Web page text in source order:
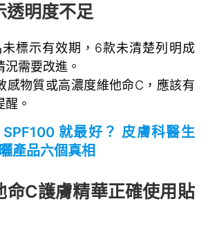
透明度不足
未標示有效期，6款未清楚列明成
況需要改進。
感物質或高濃度維他命C，應該有
。
SPF100 就最好？ 皮膚科醫生
產品六個真相
命C護膚精華正確使用貼